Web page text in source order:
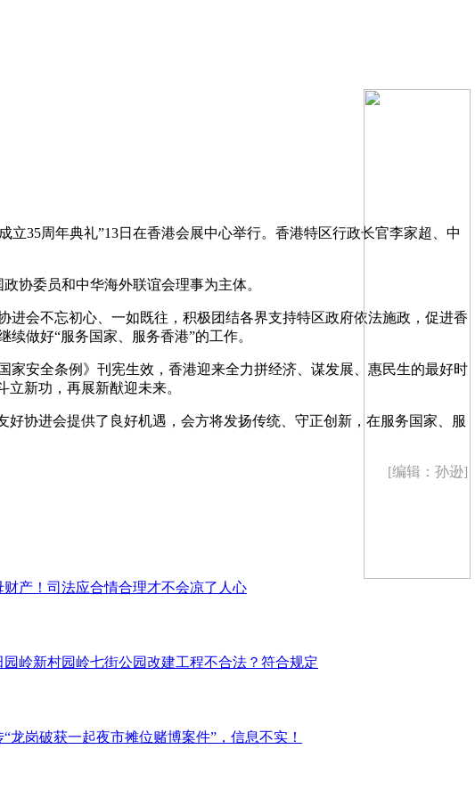
35周年典礼”13日在香港会展中心举行。香港特区行政长官李家超、中
协委员和中华海外联谊会理事为主体。
会不忘初心、一如既往，积极团结各界支持特区政府依法施政，促进香
做好“服务国家、服务香港”的工作。
安全条例》刊宪生效，香港迎来全力拼经济、谋发展、惠民生的最好时
新功，再展新猷迎未来。
协进会提供了良好机遇，会方将发扬传统、守正创新，在服务国家、服
[编辑：孙逊]
产！司法应合情合理才不会凉了人心
园岭新村园岭七街公园改建工程不合法？符合规定
“龙岗破获一起夜市摊位赌博案件”，信息不实！